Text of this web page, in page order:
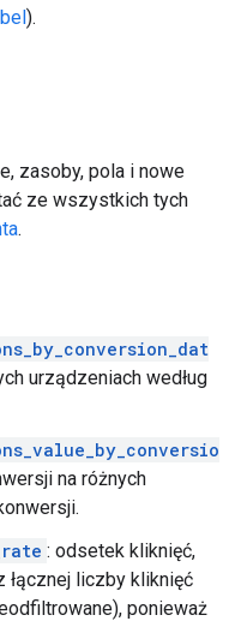
).
zasoby, pola i nowe
ze wszystkich tych
.
urządzeniach według
na różnych
: odsetek kliknięć,
łącznej liczby kliknięć
ponieważ